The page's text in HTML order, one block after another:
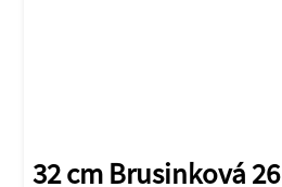
32 cm Brusinková 26